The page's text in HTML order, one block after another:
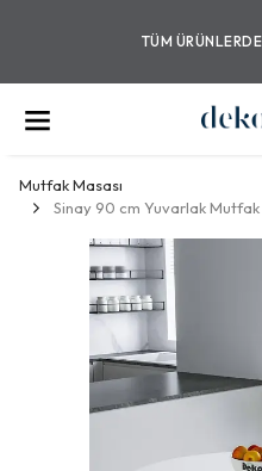
TÜM
Mutfak Masası
Sinay 90 cm Yuvarlak Mutfak